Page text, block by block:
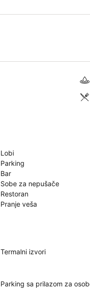
Lobi
Parking
Bar
Sobe za nepušače
Restoran
Pranje veša
Termalni izvori
Parking sa prilazom za